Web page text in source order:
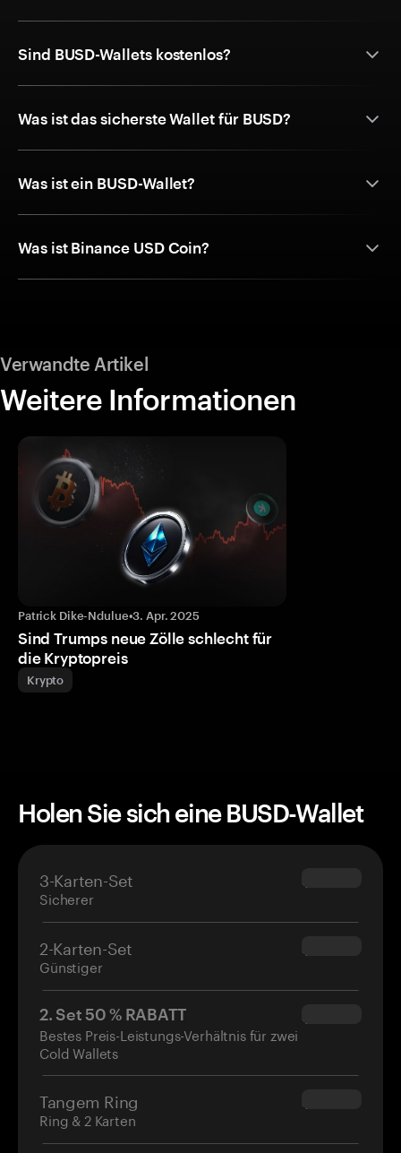
Sind BUSD-Wallets kostenlos?
Was ist das sicherste Wallet für BUSD?
Was ist ein BUSD-Wallet?
Was ist Binance USD Coin?
Verwandte Artikel
Weitere Informationen
Patrick Dike-Ndulue•3. Apr. 2025
Sind Trumps neue Zölle schlecht für
die Kryptopreis
Krypto
Holen Sie sich eine BUSD-Wallet
3-Karten-Set
Sicherer
$69.90
2-Karten-Set
Günstiger
$54.90
2. Set 50 % RABATT
Bestes Preis-Leistungs-Verhältnis für zwei
Cold Wallets
$34.95
Tangem Ring
Ring & 2 Karten
$160.00